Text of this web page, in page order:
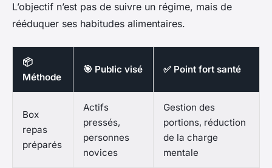
L’objectif n’est pas de suivre un régime, mais de
rééduquer ses habitudes alimentaires.
📦
Méthode
🎯 Public visé ✅ Point fort santé
Box
repas
préparés
Actifs
pressés,
personnes
novices
Gestion des
portions, réduction
de la charge
mentale